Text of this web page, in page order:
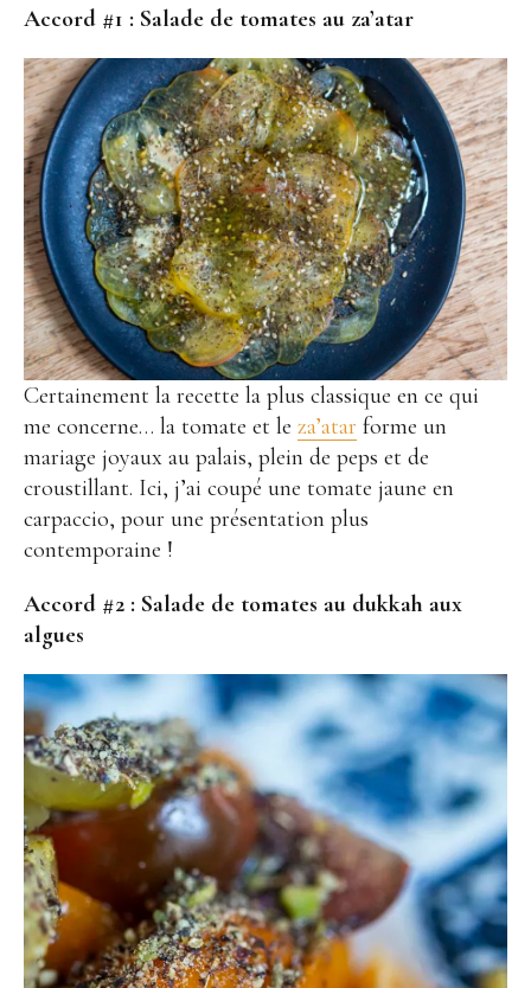
Accord #1 : Salade de tomates au za’atar
Certainement la recette la plus classique en ce qui
me concerne… la tomate et le za’atar forme un
mariage joyaux au palais, plein de peps et de
croustillant. Ici, j’ai coupé une tomate jaune en
carpaccio, pour une présentation plus
contemporaine !
Accord #2 : Salade de tomates au dukkah aux
algues